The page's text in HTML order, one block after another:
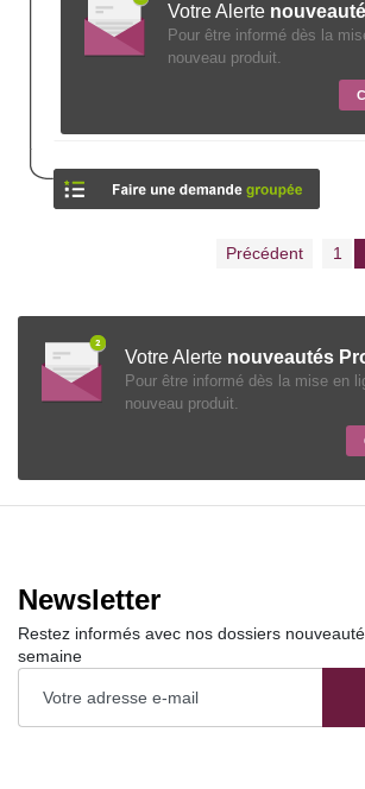
Votre Alerte
Pour être informé dès la
nouveau produit.
Précédent 1
Votre Alerte nouveautés
Pour être informé dès la mise en
nouveau produit.
Newsletter
Restez informés avec nos dossiers
semaine